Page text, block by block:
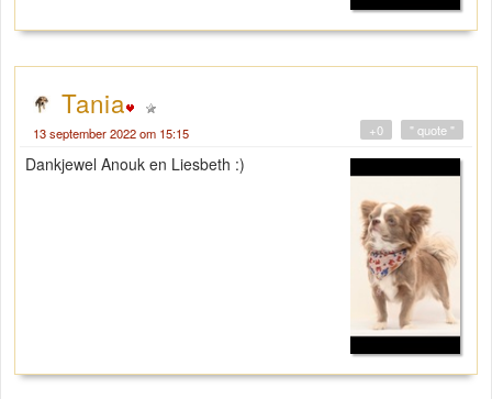
Tania
13 september 2022 om 15:15 " quote "
+0
Dankjewel Anouk en Liesbeth :)